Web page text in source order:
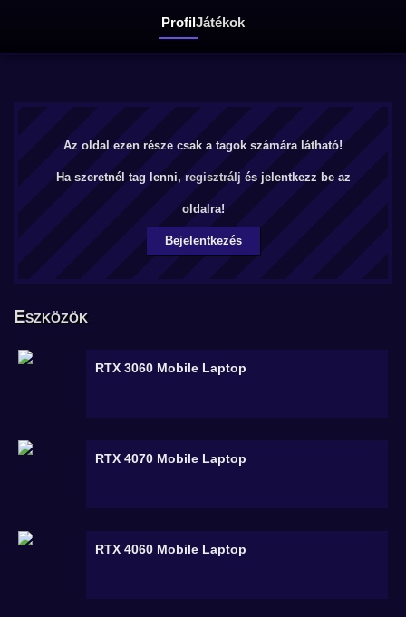
ProfilJátékok
Az oldal ezen része csak a tagok számára látható!
Ha szeretnél tag lenni, regisztrálj és jelentkezz be az
oldalra!
Bejelentkezés
Eszközök
RTX 3060 Mobile Laptop
RTX 4070 Mobile Laptop
RTX 4060 Mobile Laptop